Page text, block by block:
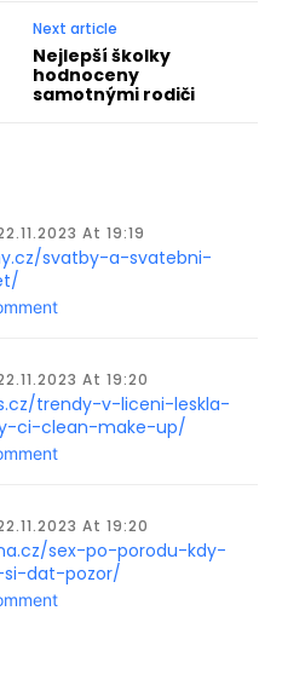
Next article
Nejlepší školky
hodnoceny
samotnými rodiči
At 19:19
svatby-a-svatebni-
At 19:20
trendy-v-liceni-leskla-
ci-clean-make-up/
At 19:20
sex-po-porodu-kdy-
dat-pozor/